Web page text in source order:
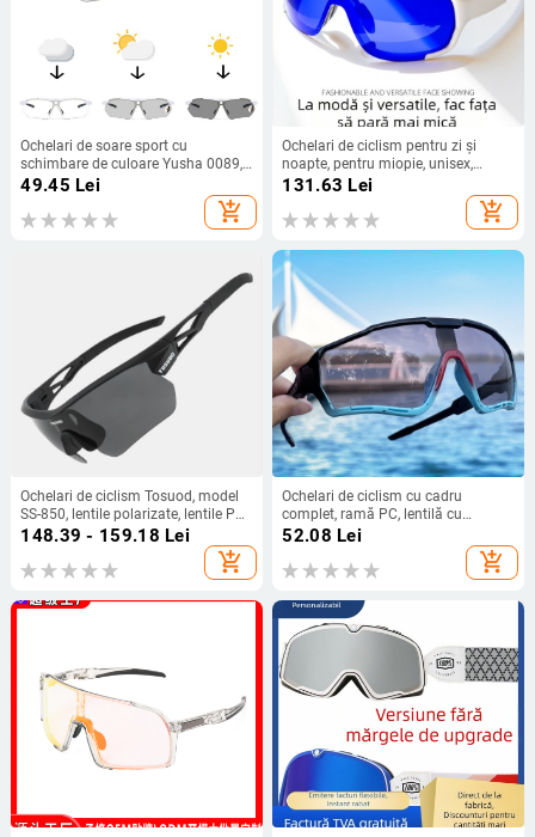
Ochelari de soare sport cu
schimbare de culoare Yusha 0089,
unisex, lentile interschimbabile,
pentru ciclism și activități în aer
liber
49.45 Lei
add_shopping_cart
Ochelari de ciclism pentru zi și
noapte, pentru miopie, unisex,
ochelari de sport outdoor de înaltă
131.63 Lei
add_shopping_cart
Ochelari de ciclism Tosuod, model
SS-850, lentile polarizate, lentile PC
+ rame PC, compatibili cu ochelari
148.39 - 159.18 Lei
add_shopping_cart
Ochelari de ciclism cu cadru
complet, ramă PC, lentilă cu
schimbare de culoare, unisex
52.08 Lei
add_shopping_cart